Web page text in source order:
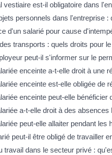
vestiaire est-il obligatoire dans
personnels dans l'entreprise :
d'un salarié pour cause
transports : quels droits pour
peut-il s'informer sur le
enceinte a-t-elle droit à une
enceinte est-elle obligée de
enceinte peut-elle
a-t-elle droit à des
peut-elle allaiter pendant les
peut-il être obligé de travailler
travail dans le secteur privé :